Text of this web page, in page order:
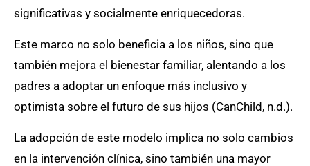
significativas y socialmente enriquecedoras.
Este marco no solo beneficia a los niños, sino que
también mejora el bienestar familiar, alentando a los
padres a adoptar un enfoque más inclusivo y
optimista sobre el futuro de sus hijos (CanChild, n.d.).
La adopción de este modelo implica no solo cambios
en la intervención clínica, sino también una mayor